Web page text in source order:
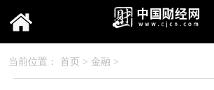
当前位置： 首页 > 金融 >